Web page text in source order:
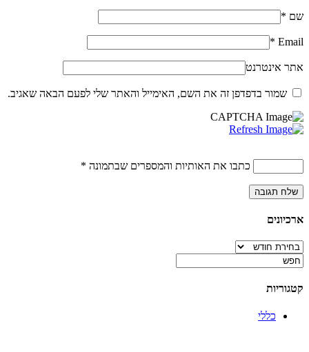
שם *
Email
*
אתר אינטרנט
שמור בדפדפן זה את השם, האימייל והאתר שלי לפעם הבאה שאגיב.
כתבו את האותיות והמספרים שבתמונה *
ארכיונים
ארכיונים
קטגוריות
כללי